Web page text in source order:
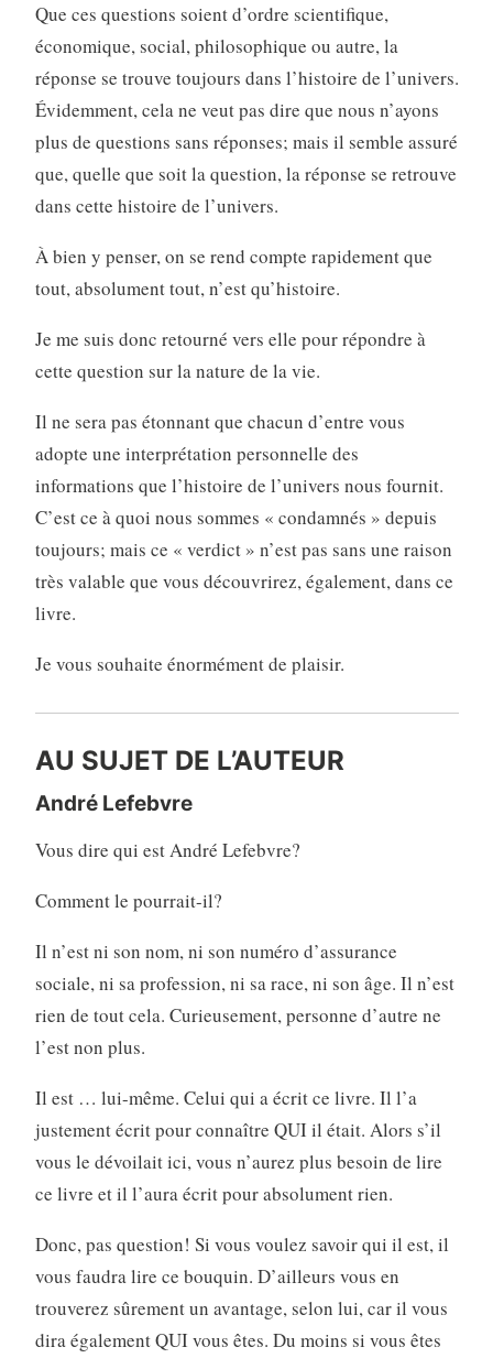
Que ces questions soient d’ordre scientifique,
économique, social, philosophique ou autre, la
réponse se trouve toujours dans l’histoire de l’univers.
Évidemment, cela ne veut pas dire que nous n’ayons
plus de questions sans réponses; mais il semble assuré
que, quelle que soit la question, la réponse se retrouve
dans cette histoire de l’univers.
À bien y penser, on se rend compte rapidement que
tout, absolument tout, n’est qu’histoire.
Je me suis donc retourné vers elle pour répondre à
cette question sur la nature de la vie.
Il ne sera pas étonnant que chacun d’entre vous
adopte une interprétation personnelle des
informations que l’histoire de l’univers nous fournit.
C’est ce à quoi nous sommes « condamnés » depuis
toujours; mais ce « verdict » n’est pas sans une raison
très valable que vous découvrirez, également, dans ce
livre.
Je vous souhaite énormément de plaisir.
AU SUJET DE L’AUTEUR
André Lefebvre
Vous dire qui est André Lefebvre?
Comment le pourrait-il?
Il n’est ni son nom, ni son numéro d’assurance
sociale, ni sa profession, ni sa race, ni son âge. Il n’est
rien de tout cela. Curieusement, personne d’autre ne
l’est non plus.
Il est … lui-même. Celui qui a écrit ce livre. Il l’a
justement écrit pour connaître QUI il était. Alors s’il
vous le dévoilait ici, vous n’aurez plus besoin de lire
ce livre et il l’aura écrit pour absolument rien.
Donc, pas question! Si vous voulez savoir qui il est, il
vous faudra lire ce bouquin. D’ailleurs vous en
trouverez sûrement un avantage, selon lui, car il vous
dira également QUI vous êtes. Du moins si vous êtes